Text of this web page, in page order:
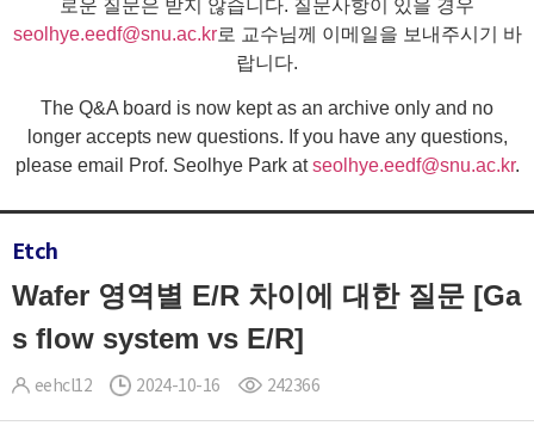
로운 질문은 받지 않습니다. 질문사항이 있을 경우
seolhye.eedf@snu.ac.kr로 교수님께 이메일을 보내주시기 바
랍니다.
The Q&A board is now kept as an archive only and no
longer accepts new questions. If you have any questions,
please email Prof. Seolhye Park atseolhye.eedf@snu.ac.kr.
Etch
Wafer 영역별 E/R 차이에 대한 질문 [Ga
s flow system vs E/R]
eehcl12 2024-10-16 242366